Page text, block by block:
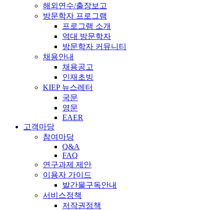
해외연수/출장보고
방문학자 프로그램
프로그램 소개
역대 방문학자
방문학자 커뮤니티
채용안내
채용공고
인재초빙
KIEP 뉴스레터
국문
영문
EAER
고객마당
참여마당
Q&A
FAQ
연구과제 제안
이용자 가이드
발간물구독안내
서비스정책
저작권정책